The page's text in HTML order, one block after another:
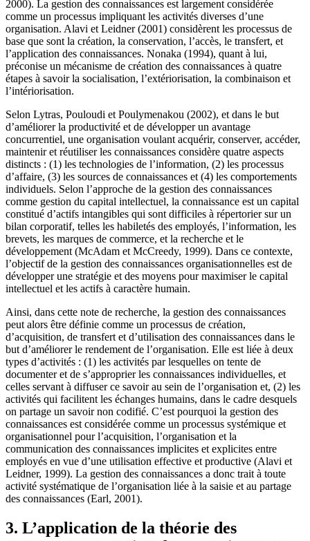
2000). La gestion des connaissances est largement considérée
comme un processus impliquant les activités diverses d’une
organisation. Alavi et Leidner (2001) considèrent les processus de
base que sont la création, la conservation, l’accès, le transfert, et
l’application des connaissances. Nonaka (1994), quant à lui,
préconise un mécanisme de création des connaissances à quatre
étapes à savoir la socialisation, l’extériorisation, la combinaison et
l’intériorisation.
Selon Lytras, Pouloudi et Poulymenakou (2002), et dans le but
d’améliorer la productivité et de développer un avantage
concurrentiel, une organisation voulant acquérir, conserver, accéder,
maintenir et réutiliser les connaissances considère quatre aspects
distincts : (1) les technologies de l’information, (2) les processus
d’affaire, (3) les sources de connaissances et (4) les comportements
individuels. Selon l’approche de la gestion des connaissances
comme gestion du capital intellectuel, la connaissance est un capital
constitué d’actifs intangibles qui sont difficiles à répertorier sur un
bilan corporatif, telles les habiletés des employés, l’information, les
brevets, les marques de commerce, et la recherche et le
développement (McAdam et McCreedy, 1999). Dans ce contexte,
l’objectif de la gestion des connaissances organisationnelles est de
développer une stratégie et des moyens pour maximiser le capital
intellectuel et les actifs à caractère humain.
Ainsi, dans cette note de recherche, la gestion des connaissances
peut alors être définie comme un processus de création,
d’acquisition, de transfert et d’utilisation des connaissances dans le
but d’améliorer le rendement de l’organisation. Elle est liée à deux
types d’activités : (1) les activités par lesquelles on tente de
documenter et de s’approprier les connaissances individuelles, et
celles servant à diffuser ce savoir au sein de l’organisation et, (2) les
activités qui facilitent les échanges humains, dans le cadre desquels
on partage un savoir non codifié. C’est pourquoi la gestion des
connaissances est considérée comme un processus systémique et
organisationnel pour l’acquisition, l’organisation et la
communication des connaissances implicites et explicites entre
employés en vue d’une utilisation effective et productive (Alavi et
Leidner, 1999). La gestion des connaissances a donc trait à toute
activité systématique de l’organisation liée à la saisie et au partage
des connaissances (Earl, 2001).
3. L’application de la théorie des